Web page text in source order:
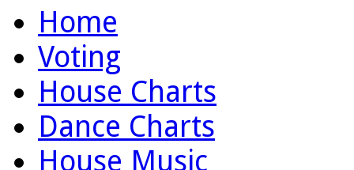
Home
Voting
House Charts
Dance Charts
House Music